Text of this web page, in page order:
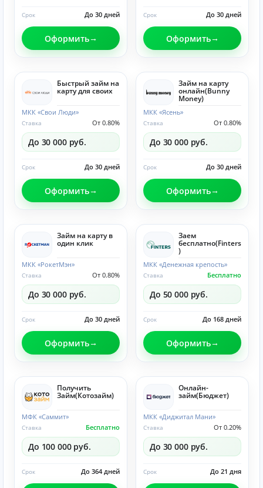
До 30 дней
Срок
Оформить
До 30 дней
Срок
Оформить
Быстрый займ на
карту для своих
МКК «Свои Люди»
От 0.80%
Ставка
До 30 000 руб.
До 30 дней
Срок
Оформить
Займ на карту
онлайн(Bunny
Money)
МКК «Ясень»
От 0.80%
Ставка
До 30 000 руб.
До 30 дней
Срок
Оформить
Займ на карту в
один клик
МКК «РокетМэн»
От 0.80%
Ставка
До 30 000 руб.
До 30 дней
Срок
Оформить
Заем
бесплатно(Finters
)
МКК «Денежная крепость»
Бесплатно
Ставка
До 50 000 руб.
До 168 дней
Срок
Оформить
Получить
Займ(Котозайм)
МФК «Саммит»
Бесплатно
Ставка
До 100 000 руб.
До 364 дней
Срок
Онлайн-
займ(Бюджет)
МКК «Диджитал Мани»
От 0.20%
Ставка
До 30 000 руб.
До 21 дня
Срок